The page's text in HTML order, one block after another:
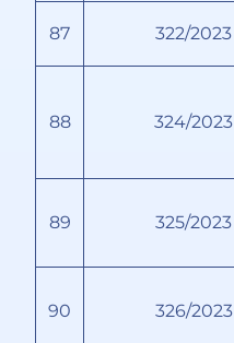
87 322/2023
88 324/2023
89 325/2023
90 326/2023